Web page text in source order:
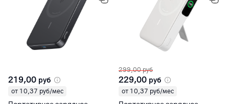
219,00 руб
от 10,37 руб/мес
299,00 руб
229,00 руб
от 10,37 руб/мес